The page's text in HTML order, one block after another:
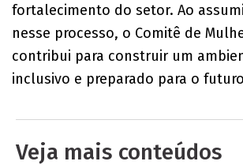
fortalecimento do setor. Ao
nesse processo, o Comitê de
contribui para construir um
inclusivo e preparado para o
Veja mais conteúdos